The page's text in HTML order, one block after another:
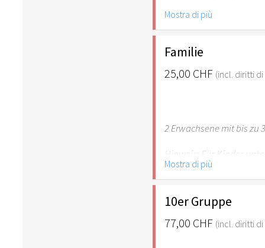
Hinweis: Für Kinder
empfehlenswert.
Mostra di più
Familie
25,00 CHF (incl. diritti
2 Erwachsene mit bis zu
Hinweis: Für Kinder
empfehlenswert.
Mostra di più
10er Gruppe
77,00 CHF (incl. diritti